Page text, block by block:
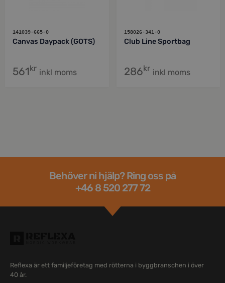
141039-665-0
Canvas Daypack (GOTS)
561kr inkl moms
158026-341-0
Club Line Sportbag
286kr inkl moms
Behöver ni hjälp? Ring oss på
+46 8 520 277 72
Reflexa är ett familjeföretag med rötterna i byggbranschen i över
40 år.